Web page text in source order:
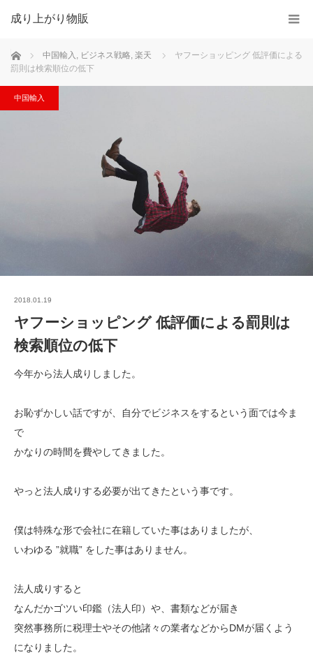
成り上がり物販
ホーム 中国輸入 , ビジネス戦略, 楽天
ヤフーショッピング 低評価による
罰則は検索順位の低下
中国輸入
2018.01.19
ヤフーショッピング 低評価による罰則は
検索順位の低下
今年から法人成りしました。
お恥ずかしい話ですが、自分でビジネスをするという面では今ま
で
かなりの時間を費やしてきました。
やっと法人成りする必要が出てきたという事です。
僕は特殊な形で会社に在籍していた事はありましたが、
いわゆる ”就職” をした事はありません。
法人成りすると
なんだかゴツい印鑑（法人印）や、書類などが届き
突然事務所に税理士やその他諸々の業者などからDMが届くよう
になりました。